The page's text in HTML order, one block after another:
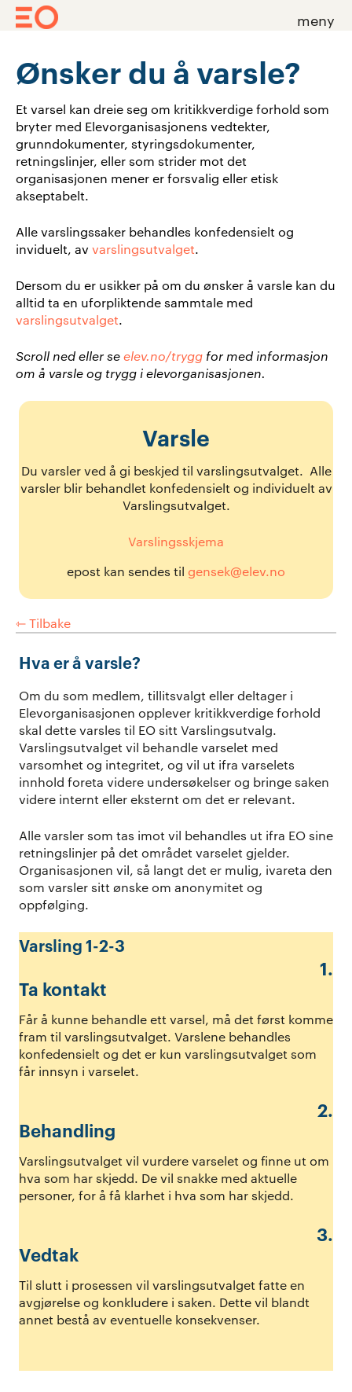
content
meny
Ønsker du å varsle?
Et varsel kan dreie seg om kritikkverdige forhold som
bryter med Elevorganisasjonens vedtekter,
grunndokumenter, styringsdokumenter,
retningslinjer, eller som strider mot det
organisasjonen mener er forsvalig eller etisk
akseptabelt.
Alle varslingssaker behandles konfedensielt og
inviduelt, av varslingsutvalget.
Dersom du er usikker på om du ønsker å varsle kan du
alltid ta en uforpliktende sammtale med
varslingsutvalget.
Scroll ned eller seelev.no/trygg for med informasjon
om å varsle og trygg i elevorganisasjonen.
Varsle
Du varsler ved å gi beskjed til varslingsutvalget. Alle
varsler blir behandlet konfedensielt og individuelt av
Varslingsutvalget.
Varslingsskjema
epost kan sendes til gensek@elev.no
⇽ Tilbake
Hva er å varsle?
Om du som medlem, tillitsvalgt eller deltager i
Elevorganisasjonen opplever kritikkverdige forhold
skal dette varsles til EO sitt Varslingsutvalg.
Varslingsutvalget vil behandle varselet med
varsomhet og integritet, og vil ut ifra varselets
innhold foreta videre undersøkelser og bringe saken
videre internt eller eksternt om det er relevant.
Alle varsler som tas imot vil behandles ut ifra EO sine
retningslinjer på det området varselet gjelder.
Organisasjonen vil, så langt det er mulig, ivareta den
som varsler sitt ønske om anonymitet og
oppfølging.
Varsling 1-2-3
1.
Ta kontakt
Får å kunne behandle ett varsel, må det først komme
fram til varslingsutvalget. Varslene behandles
konfedensielt og det er kun varslingsutvalget som
får innsyn i varselet.
2.
Behandling
Varslingsutvalget vil vurdere varselet og finne ut om
hva som har skjedd. De vil snakke med aktuelle
personer, for å få klarhet i hva som har skjedd.
3.
Vedtak
Til slutt i prosessen vil varslingsutvalget fatte en
avgjørelse og konkludere i saken. Dette vil blandt
annet bestå av eventuelle konsekvenser.